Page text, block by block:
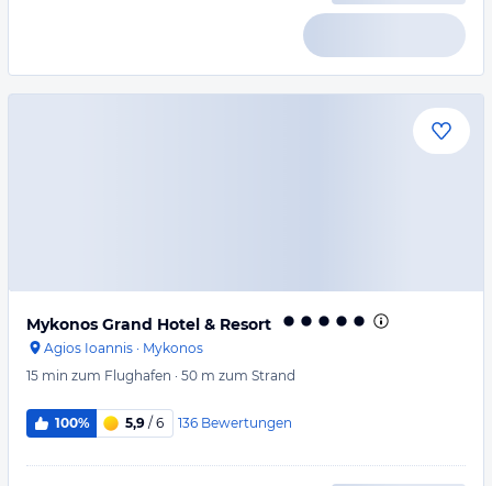
Mykonos Grand Hotel & Resort
Agios Ioannis · Mykonos
15 min zum Flughafen · 50 m zum Strand
100% 5,9 / 6 136 Bewertungen